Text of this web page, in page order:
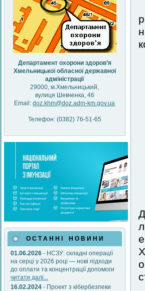
Департамент охорони здоров’я
Хмельницької обласної державної
адміністрації
29000, м.Хмельницький,
вулиця Шевченка, 46
Email:doz.khm@doz.adm-km.gov.ua
Телефон: (0382) 76-51-65
О С Т А Н Н І Н О В И Н И
01.06.2026 - НСЗУ: складні операції
на серці у 2026 році — нові підходи
до оплати та концентрації допомоги
читати далі...
16.02.2024 - Проект з кібербезпеки